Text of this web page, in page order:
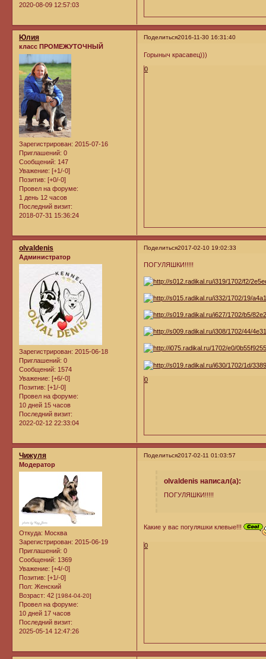
2020-08-09 12:57:03
Поделиться2016-11-30 16:31:40
Юлия
класс ПРОМЕЖУТОЧНЫЙ
Зарегистрирован: 2015-07-16
Приглашений: 0
Сообщений: 147
Уважение: [+1/-0]
Позитив: [+0/-0]
Провел на форуме:
1 день 12 часов
Последний визит:
2018-07-31 15:36:24
Горыныч красавец)))
0
Поделиться2017-02-10 19:02:33
olvaldenis
Администратор
Зарегистрирован: 2015-06-18
Приглашений: 0
Сообщений: 1574
Уважение: [+6/-0]
Позитив: [+1/-0]
Провел на форуме:
10 дней 15 часов
Последний визит:
2022-02-12 22:33:04
ПОГУЛЯШКИ!!!!!
0
Поделиться2017-02-11 01:03:57
Чижуля
Модератор
Откуда: Москва
Зарегистрирован: 2015-06-19
Приглашений: 0
Сообщений: 1369
Уважение: [+4/-0]
Позитив: [+1/-0]
Пол: Женский
Возраст: 42 [1984-04-20]
Провел на форуме:
10 дней 17 часов
Последний визит:
2025-05-14 12:47:26
olvaldenis написал(а):
ПОГУЛЯШКИ!!!!!
Какие у вас погуляшки клевые!!!
0